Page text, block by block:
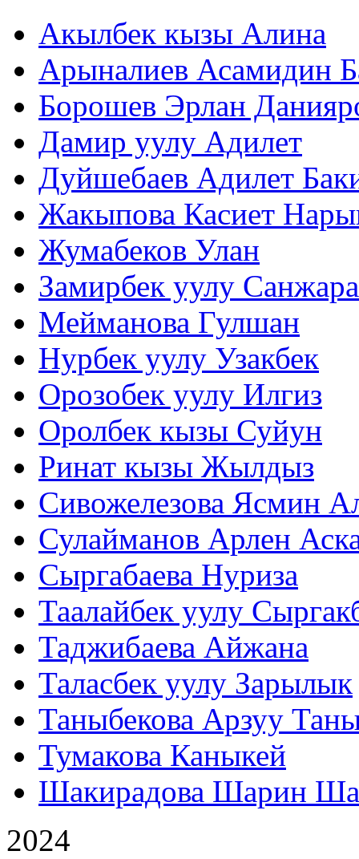
Акылбек кызы Алина
Арыналиев Асамидин
Борошев Эрлан
Дамир уулу Адилет
Дуйшебаев Адилет
Жакыпова Касиет
Жумабеков Улан
Замирбек уулу
Мейманова Гулшан
Нурбек уулу Узакбек
Орозобек уулу Илгиз
Оролбек кызы Суйун
Ринат кызы Жылдыз
Сивожелезова Ясмин
Сулайманов Арлен
Сыргабаева Нуриза
Таалайбек уулу
Таджибаева Айжана
Таласбек уулу Зарылык
Таныбекова Арзуу
Тумакова Каныкей
Шакирадова Шарин
2024